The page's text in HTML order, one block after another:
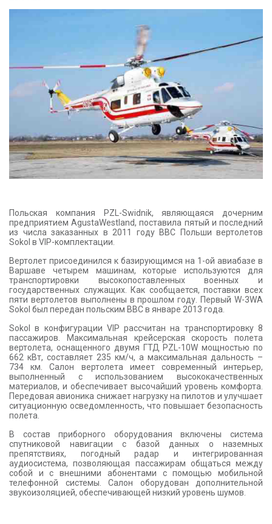
КОНТАКТЫ
Польская компания PZL-Swidnik, являющаяся дочерним
предприятием AgustaWestland, поставила пятый и последний
из числа заказанных в 2011 году ВВС Польши вертолетов
Sokol в VIP-комплектации.
Вертолет присоединился к базирующимся на 1-ой авиабазе в
Варшаве четырем машинам, которые используются для
транспортировки высокопоставленных военных и
государственных служащих. Как сообщается, поставки всех
пяти вертолетов выполнены в прошлом году. Первый W-3WA
Sokol был передан польским ВВС в январе 2013 года.
Sokol в конфигурации VIP рассчитан на транспортировку 8
пассажиров. Максимальная крейсерская скорость полета
вертолета, оснащенного двумя ГТД PZL-10W мощностью по
662 кВт, составляет 235 км/ч, а максимальная дальность –
734 км. Салон вертолета имеет современный интерьер,
выполненный с использованием высококачественных
материалов, и обеспечивает высочайший уровень комфорта.
Передовая авионика снижает нагрузку на пилотов и улучшает
ситуационную осведомленность, что повышает безопасность
полета.
В состав приборного оборудования включены система
спутниковой навигации с базой данных о наземных
препятствиях, погодный радар и интегрированная
аудиосистема, позволяющая пассажирам общаться между
собой и с внешними абонентами с помощью мобильной
телефонной системы. Салон оборудован дополнительной
звукоизоляцией, обеспечивающей низкий уровень шумов.